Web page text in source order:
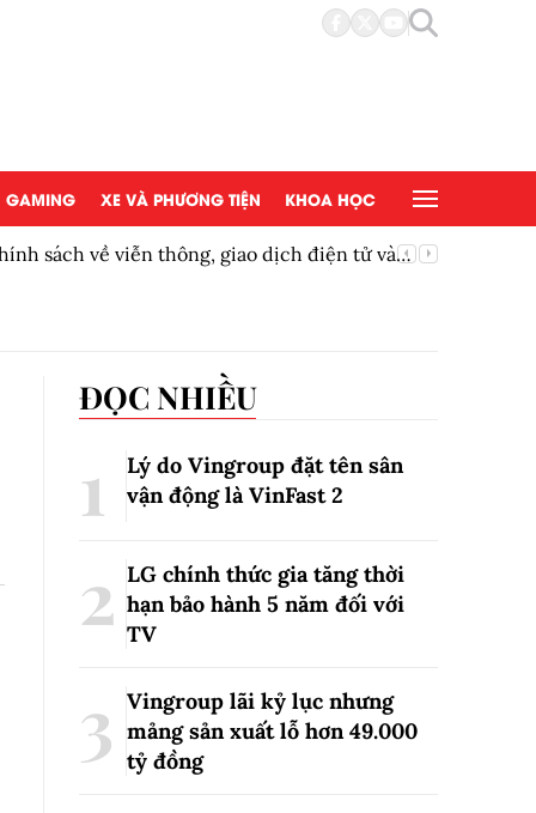
GAMING XE VÀ PHƯƠNG TIỆN KHOA HỌC
sách về viễn thông, giao dịch điện tử và
ĐỌC NHIỀU
Lý do Vingroup đặt tên sân
vận động là VinFast2
LG chính thức gia tăng thời
hạn bảo hành 5 năm đối với
TV
Vingroup lãi kỷ lục nhưng
mảng sản xuất lỗ hơn 49.000
tỷ đồng